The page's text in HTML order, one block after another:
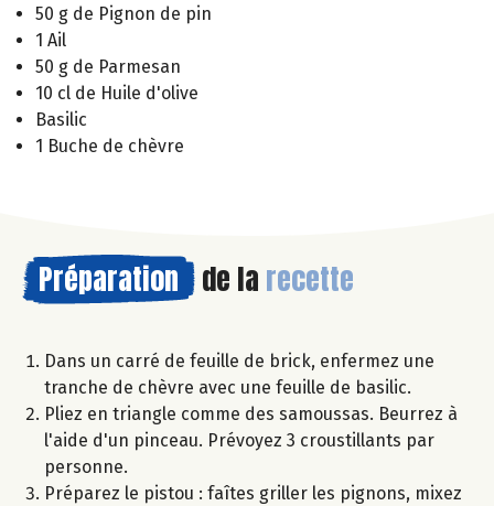
50 g de Pignon de pin
1 Ail
50 g de Parmesan
10 cl de Huile d'olive
Basilic
1 Buche de chèvre
Préparation de la recette
Dans un carré de feuille de brick, enfermez une
tranche de chèvre avec une feuille de basilic.
Pliez en triangle comme des samoussas. Beurrez à
l'aide d'un pinceau. Prévoyez 3 croustillants par
personne.
Préparez le pistou : faîtes griller les pignons, mixez